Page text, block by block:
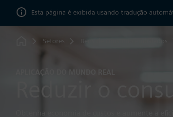
Esta página é exibida usando tradução
Setores
APLICAÇÃO DO MUNDO REAL
Reduzir o
Obtenha economia de custos e aumente a